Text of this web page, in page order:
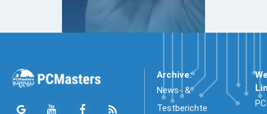
Archive:
News- &
Testberichte